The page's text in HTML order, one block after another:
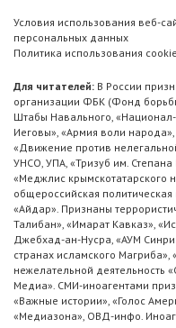
Условия использования веб-
персональных данных
Политика использования
Для читателей: В России
организации ФБК (Фонд
Штабы Навального,
Иеговы», «Армия воли
«Движение против
УНСО, УПА, «Тризуб им.
«Меджлис крымскотатарского
общероссийская политическая
«Айдар». Признаны
Талибан», «Имарат Кавказ»,
Джебхад-ан-Нусра, «АУМ
странах исламского
нежелательной деятельность
Медиа». СМИ-иноагентами
«Важные истории», «Голос
«Медиазона», ОВД-инфо.